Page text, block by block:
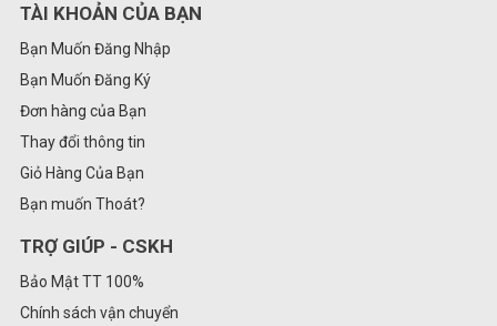
TÀI KHOẢN CỦA BẠN
Bạn Muốn Đăng Nhập
Bạn Muốn Đăng Ký
Đơn hàng của Bạn
Thay đổi thông tin
Giỏ Hàng Của Bạn
Bạn muốn Thoát?
TRỢ GIÚP - CSKH
Bảo Mật TT 100%
Chính sách vận chuyển